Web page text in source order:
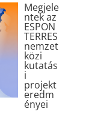
Megjele
ntek az
ESPON
TERRES
nemzet
közi
kutatás
i
projekt
eredm
ényei